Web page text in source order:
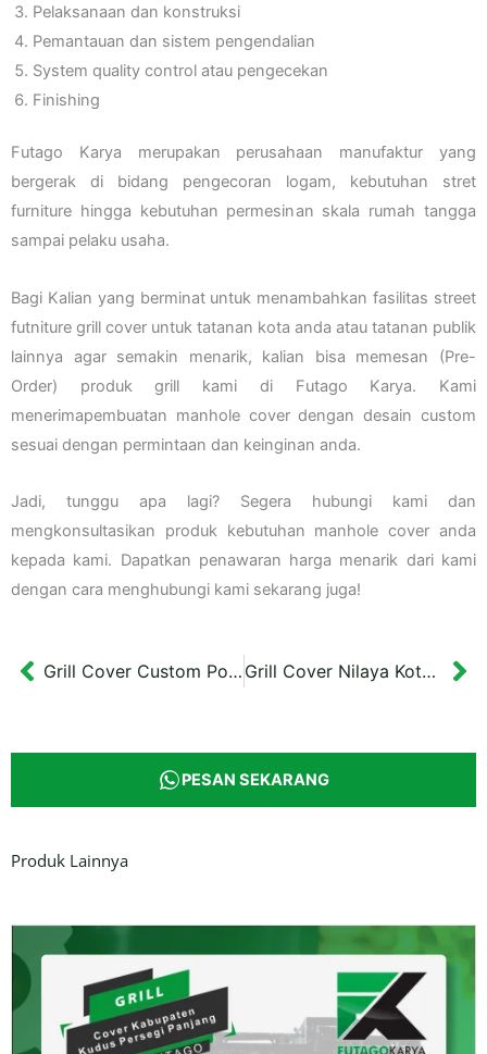
Pelaksanaan dan konstruksi
Pemantauan dan sistem pengendalian
System quality control atau pengecekan
Finishing
Futago Karya merupakan perusahaan manufaktur yang
bergerak di bidang pengecoran logam, kebutuhan stret
furniture hingga kebutuhan permesinan skala rumah tangga
sampai pelaku usaha.
Bagi Kalian yang berminat untuk menambahkan fasilitas street
futniture grill cover untuk tatanan kota anda atau tatanan publik
lainnya agar semakin menarik, kalian bisa memesan (Pre-
Order) produk grill kami di Futago Karya. Kami
menerimapembuatan manhole cover dengan desain custom
sesuai dengan permintaan dan keinginan anda.
Jadi, tunggu apa lagi? Segera hubungi kami dan
mengkonsultasikan produk kebutuhan manhole cover anda
kepada kami. Dapatkan penawaran harga menarik dari kami
dengan cara menghubungi kami sekarang juga!
Prev Grill Cover Custom Polos Hitam Grill Cover Nilaya Kota Wisata Batu
PESAN SEKARANG
Produk Lainnya